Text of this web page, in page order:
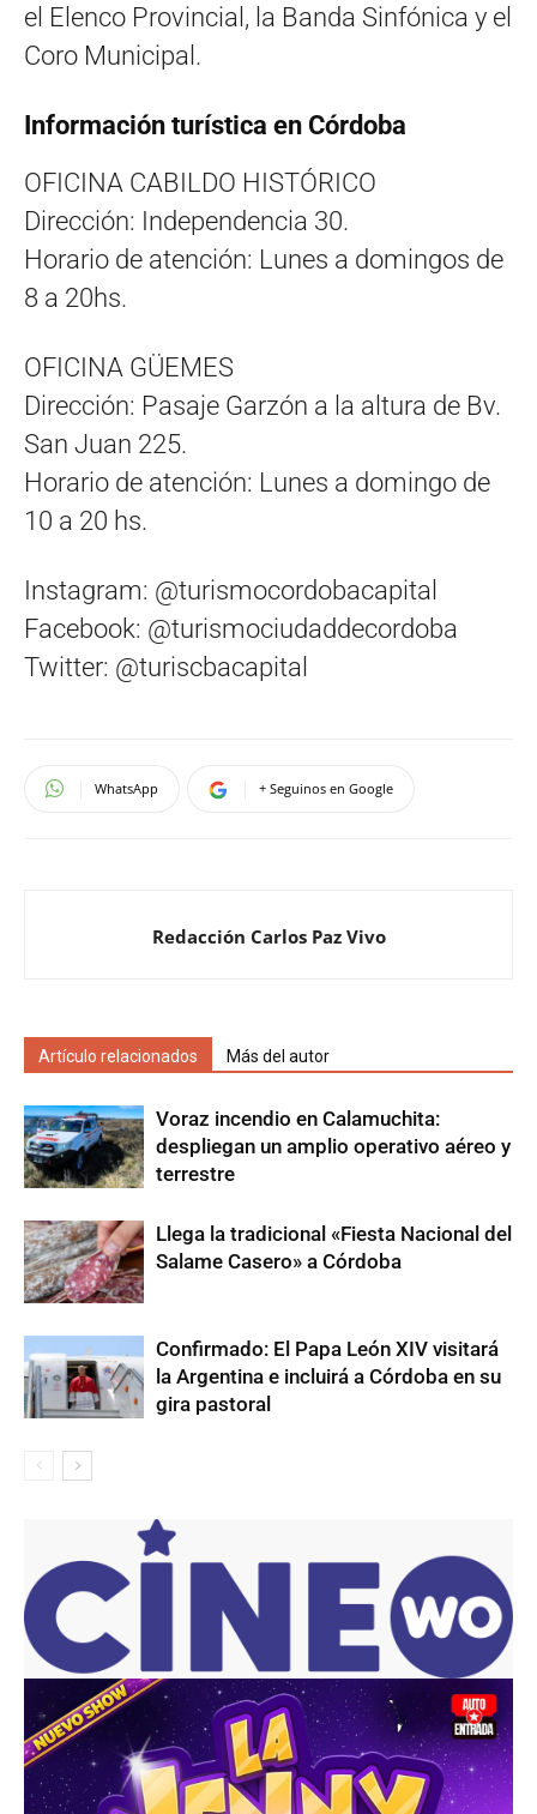
el Elenco Provincial, la Banda Sinfónica y el
Coro Municipal.
Información turística en Córdoba
OFICINA CABILDO HISTÓRICO
Dirección: Independencia 30.
Horario de atención: Lunes a domingos de
8 a 20hs.
OFICINA GÜEMES
Dirección: Pasaje Garzón a la altura de Bv.
San Juan 225.
Horario de atención: Lunes a domingo de
10 a 20 hs.
Instagram: @turismocordobacapital
Facebook: @turismociudaddecordoba
Twitter: @turiscbacapital
WhatsApp + Seguinos en Google
Redacción Carlos Paz Vivo
Artículo relacionados Más del autor
Voraz incendio en Calamuchita:
despliegan un amplio operativo aéreo y
terrestre
Llega la tradicional «Fiesta Nacional del
Salame Casero» a Córdoba
Confirmado: El Papa León XIV visitará
la Argentina e incluirá a Córdoba en su
gira pastoral